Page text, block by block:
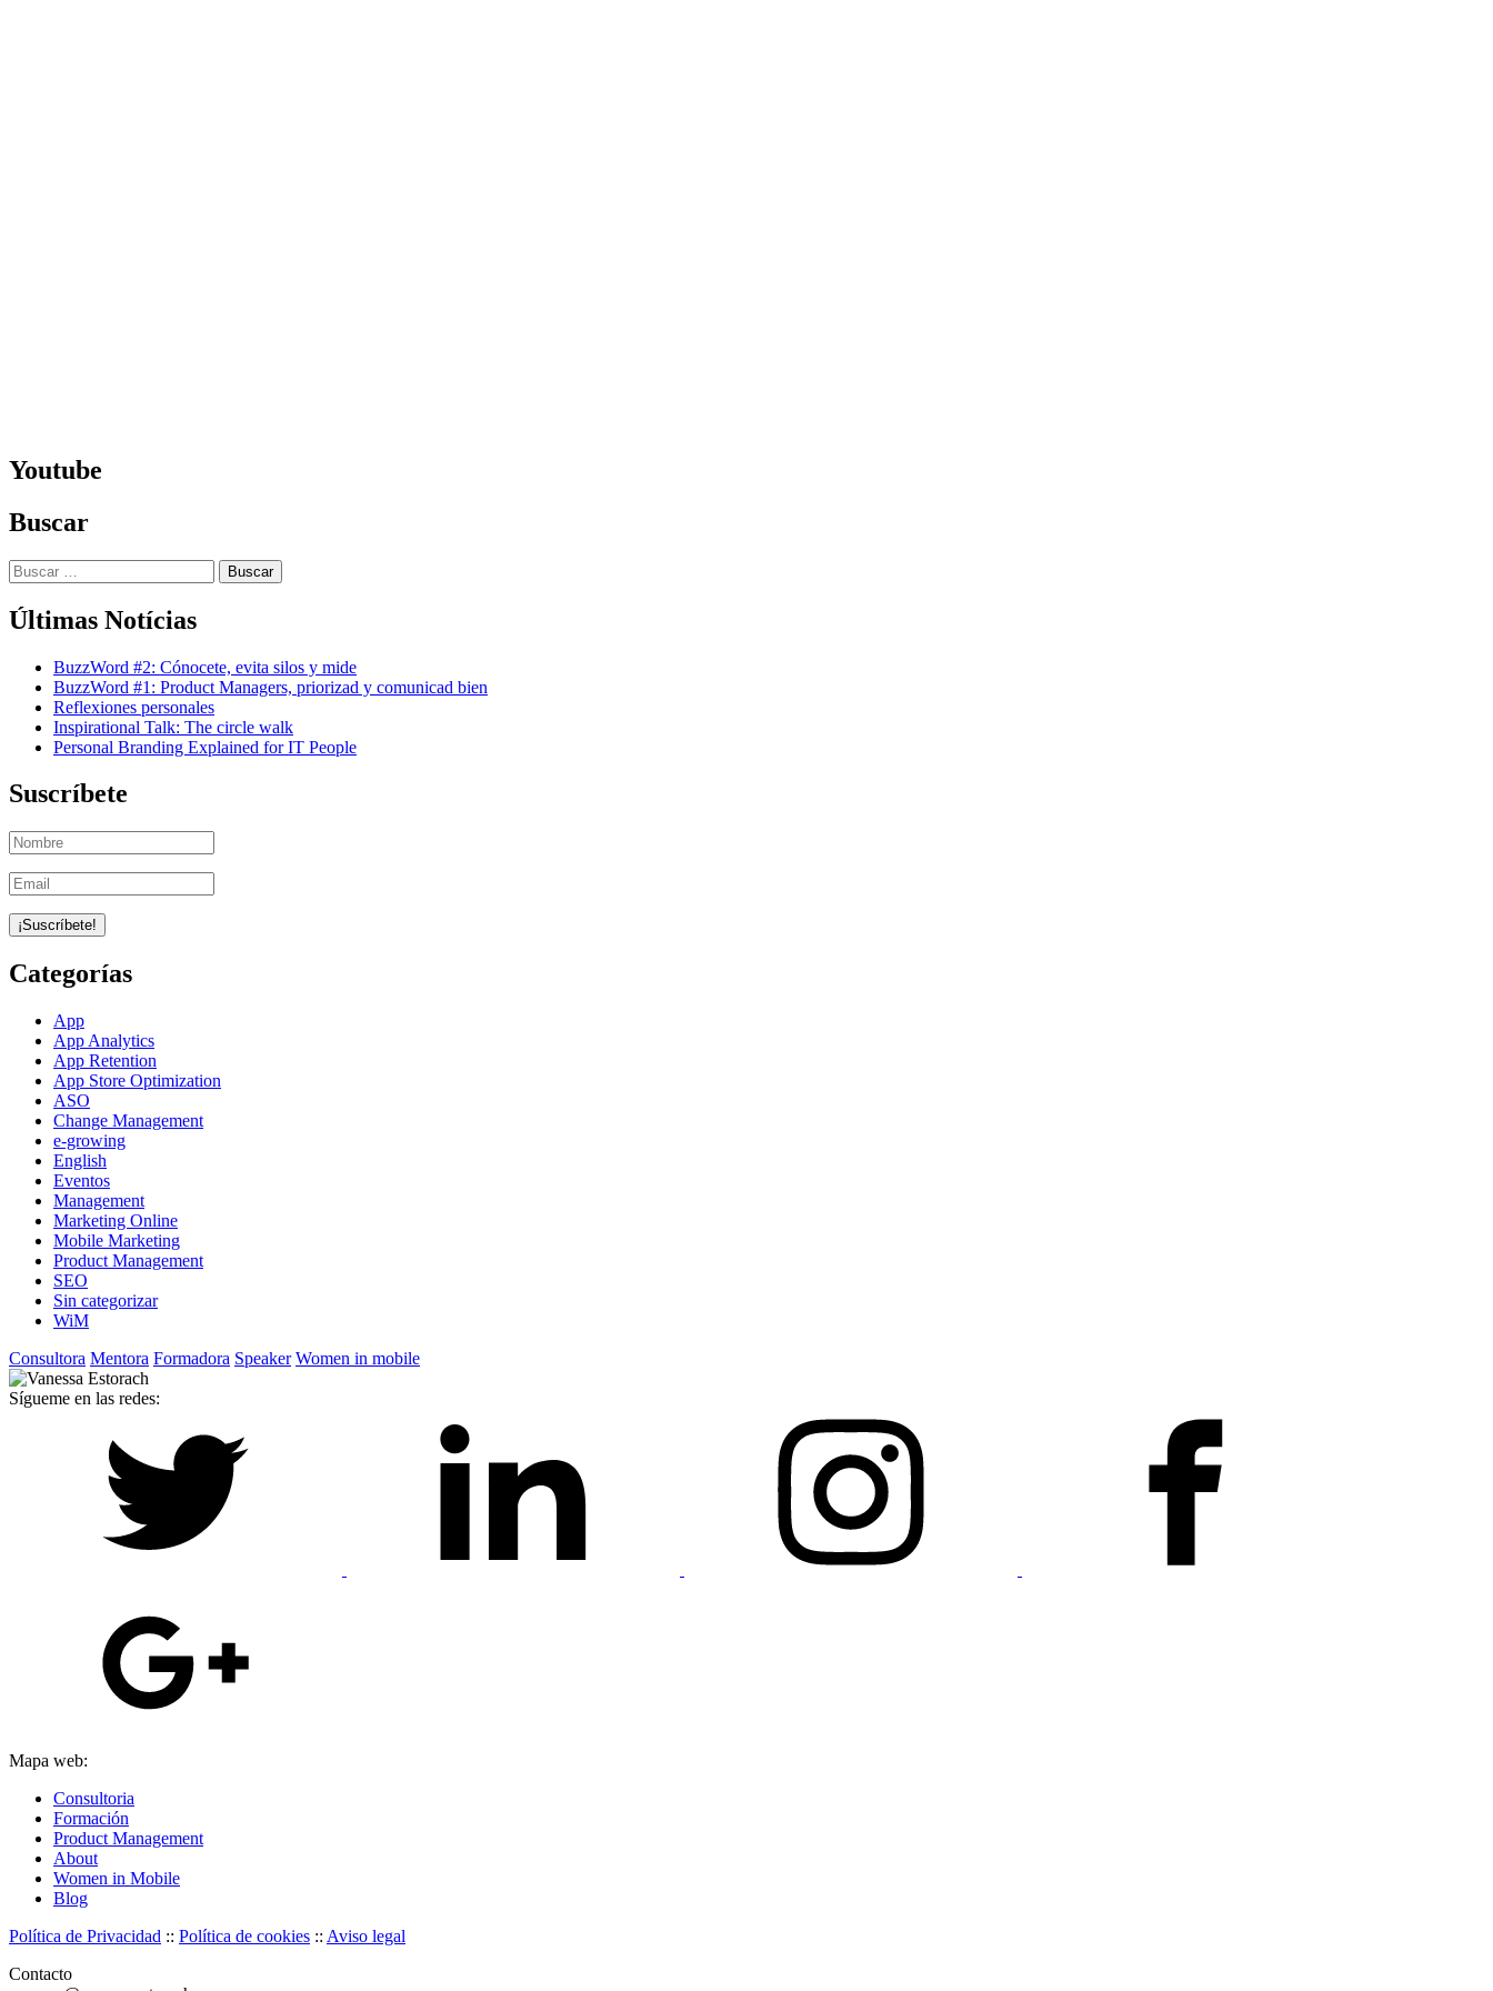
Youtube
Buscar
Buscar:
Últimas Notícias
BuzzWord #2: Cónocete, evita silos y mide
BuzzWord #1: Product Managers, priorizad y comunicad bien
Reflexiones personales
Inspirational Talk: The circle walk
Personal Branding Explained for IT People
Suscríbete
Categorías
App
App Analytics
App Retention
App Store Optimization
ASO
Change Management
e-growing
English
Eventos
Management
Marketing Online
Mobile Marketing
Product Management
SEO
Sin categorizar
WiM
Consultora Mentora Formadora Speaker Women in mobile
Sígueme en las redes:
Mapa web:
Consultoria
Formación
Product Management
About
Women in Mobile
Blog
Política de Privacidad :: Política de cookies :: Aviso legal
Contacto